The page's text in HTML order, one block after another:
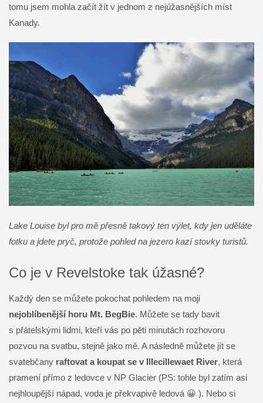
tomu jsem mohla začít žít v jednom z nejúžasnějších míst
Kanady.
Lake Louise byl pro mě přesně takový ten výlet, kdy jen uděláte
fotku a jdete pryč, protože pohled na jezero kazí stovky turistů.
Co je v Revelstoke tak úžasné?
Každý den se můžete pokochat pohledem na moji
nejoblíbenější horu Mt. BegBie. Můžete se tady bavit
s přátelskými lidmi, kteří vás po pěti minutách rozhovoru
pozvou na svatbu, stejně jako mě. A následně můžete jít se
svatebčany raftovat a koupat se v Illecillewaet River, která
pramení přímo z ledovce v NP Glacier (PS: tohle byl zatím asi
nejhloupější nápad, voda je překvapivě ledová 😀 ). Nebo si